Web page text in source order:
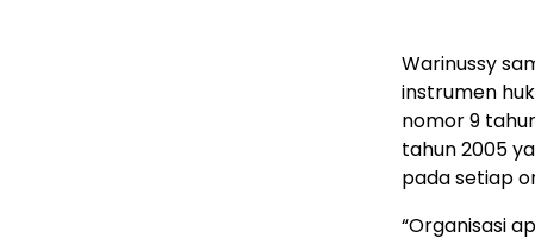
Warinussy
instrumen
nomor 9
tahun 2005
pada setiap
“Organisasi